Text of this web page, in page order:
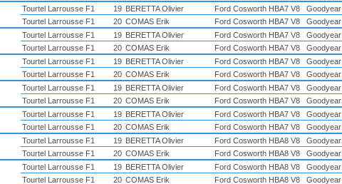
Tourtel Larrousse F1 19 BERETTA Olivier Ford Cosworth HBA7 V8 Goodyear
Tourtel Larrousse F1
20 COMAS Erik Ford Cosworth HBA7 V8 Goodyear
Tourtel Larrousse F1 19 BERETTA Olivier Ford Cosworth HBA7 V8 Goodyear
Tourtel Larrousse F1
20 COMAS Erik Ford Cosworth HBA7 V8 Goodyear
Tourtel Larrousse F1 19 BERETTA Olivier Ford Cosworth HBA7 V8 Goodyear
Tourtel Larrousse F1
20 COMAS Erik Ford Cosworth HBA7 V8 Goodyear
Tourtel Larrousse F1 19 BERETTA Olivier Ford Cosworth HBA7 V8 Goodyear
Tourtel Larrousse F1
20 COMAS Erik Ford Cosworth HBA7 V8 Goodyear
Tourtel Larrousse F1 19 BERETTA Olivier Ford Cosworth HBA7 V8 Goodyear
Tourtel Larrousse F1
20 COMAS Erik Ford Cosworth HBA7 V8 Goodyear
Tourtel Larrousse F1 19 BERETTA Olivier Ford Cosworth HBA8 V8 Goodyear
Tourtel Larrousse F1
20 COMAS Erik Ford Cosworth HBA8 V8 Goodyear
Tourtel Larrousse F1 19 BERETTA Olivier Ford Cosworth HBA8 V8 Goodyear
Tourtel Larrousse F1
20 COMAS Erik Ford Cosworth HBA8 V8 Goodyear